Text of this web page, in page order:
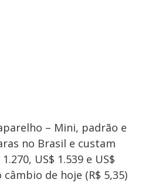
– Mini, padrão e
no Brasil e custam
US$ 1.539 e US$
câmbio de hoje (R$ 5,35)